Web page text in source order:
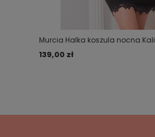
Murcia Halka koszula nocna
139,00 zł